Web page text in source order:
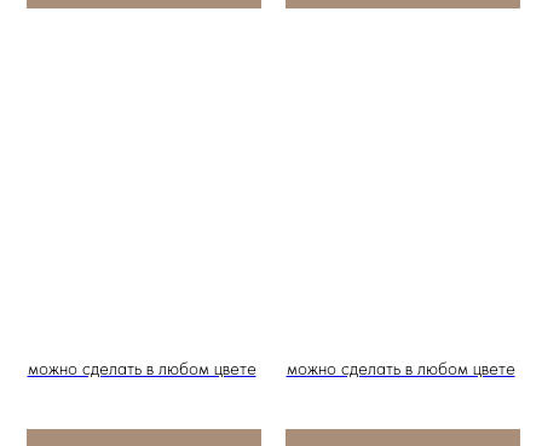
можно сделать в любом цвете можно сделать в любом цвете